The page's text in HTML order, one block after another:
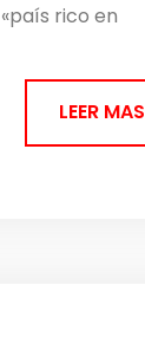
rico en
LEER MAS